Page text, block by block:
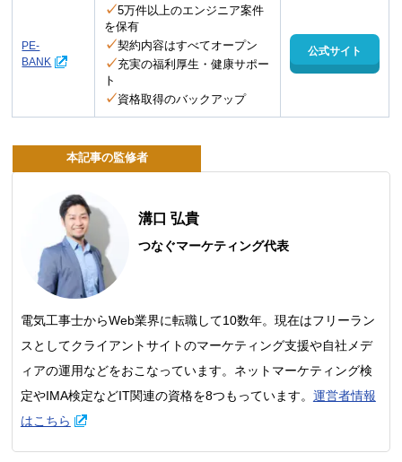
PE-
BANK
✓5万件以上のエンジニア案件
を保有
✓契約内容はすべてオープン
✓充実の福利厚生・健康サポー
ト
✓資格取得のバックアップ
公式サイト
本記事の監修者
溝口 弘貴
つなぐマーケティング代表
電気工事士からWeb業界に転職して10数年。現在はフリーラン
スとしてクライアントサイトのマーケティング支援や自社メデ
ィアの運用などをおこなっています。ネットマーケティング検
定やIMA検定などIT関連の資格を8つもっています。 運営者情報
はこちら